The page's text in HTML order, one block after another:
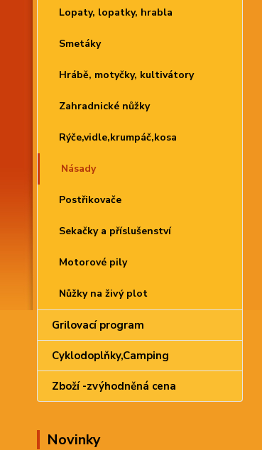
Lopaty, lopatky, hrabla
Smetáky
Hrábě, motyčky, kultivátory
Zahradnické nůžky
Rýče,vidle,krumpáč,kosa
Násady
Postřikovače
Sekačky a příslušenství
Motorové pily
Nůžky na živý plot
Grilovací program
Cyklodoplňky,Camping
Zboží -zvýhodněná cena
Novinky